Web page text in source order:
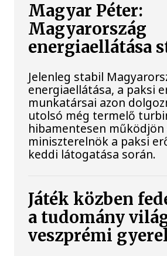
Magyar Péter:
Magyarország
energiaellátása
Jelenleg stabil
energiaellátása, a paksi
munkatársai azon
utolsó még termelő
hibamentesen működjön
miniszterelnök a paksi
keddi látogatása során.
Játék közben
a tudomány
veszprémi